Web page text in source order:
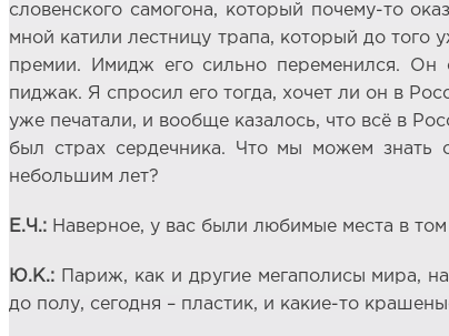
словенского самогона, который почему-то
мной катили лестницу трапа, который до
премии. Имидж его сильно переменился. Он
пиджак. Я спросил его тогда, хочет ли он в
уже печатали, и вообще казалось, что всё в
был страх сердечника. Что мы можем знать
небольшим лет?
Е.Ч.: Наверное, у вас были любимые места в
Ю.К.: Париж, как и другие мегаполисы мира,
до полу, сегодня – пластик, и какие-то